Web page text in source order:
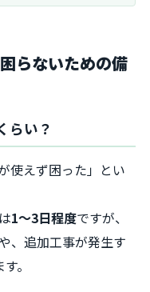
らないための備
らい？
使えず困った」とい
1〜3日程度ですが、
、追加工事が発生す
。